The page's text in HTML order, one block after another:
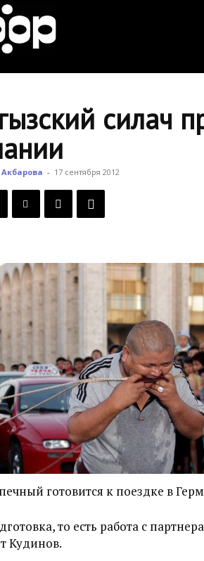
Новости
Кыргызстана
силач
- 17 сентября 2012
готовится к поездке в
то есть работа с
Кудинов.